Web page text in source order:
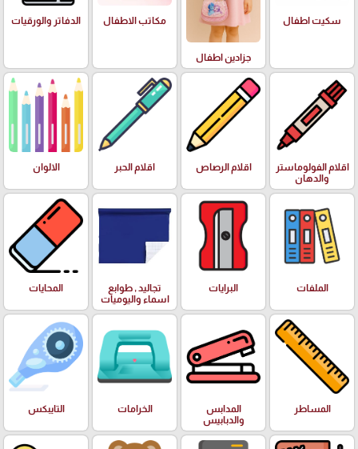
سكيت اطفال
جزادين اطفال
مكاتب الاطفال الدفاتر والورقيات
اقلام الفولوماستر
والدهان
اقلام الرصاص اقلام الحبر الالوان
الملفات البرايات
تجاليد , طوابع
اسماء واليوميات
المحايات
المساطر
المدابس
والدبابيس
الخرامات التايبكس